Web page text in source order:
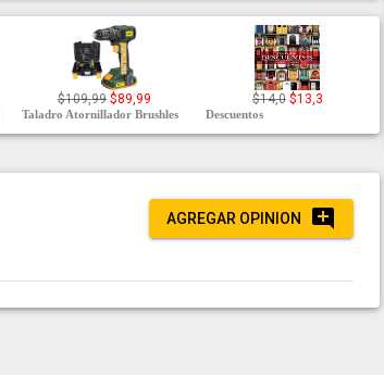
$109,99 $89,99
Taladro Atornillador Brushles
$14,0 $13,3
Descuentos
AGREGAR OPINION